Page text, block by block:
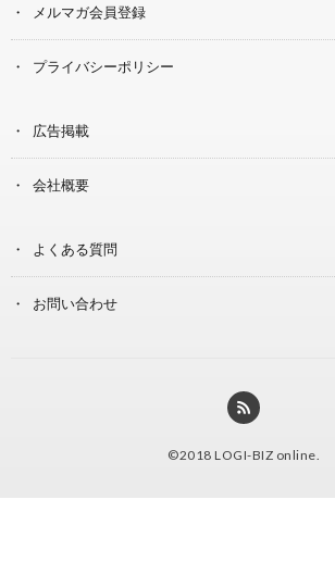
メルマガ会員登録
プライバシーポリシー
広告掲載
会社概要
よくある質問
お問い合わせ
©2018 LOGI-BIZ online.